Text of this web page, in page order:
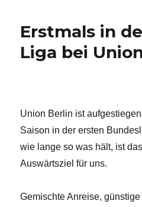
Erstmals in
Liga bei
Union Berlin ist
Saison in der ersten
wie lange so was hält, ist
Auswärtsziel für uns.
Gemischte Anreise,